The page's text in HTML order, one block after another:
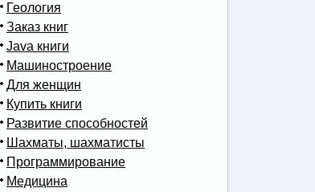
Геология
Заказ книг
Java книги
Машиностроение
Для женщин
Купить книги
Развитие способностей
Шахматы, шахматисты
Программирование
Медицина